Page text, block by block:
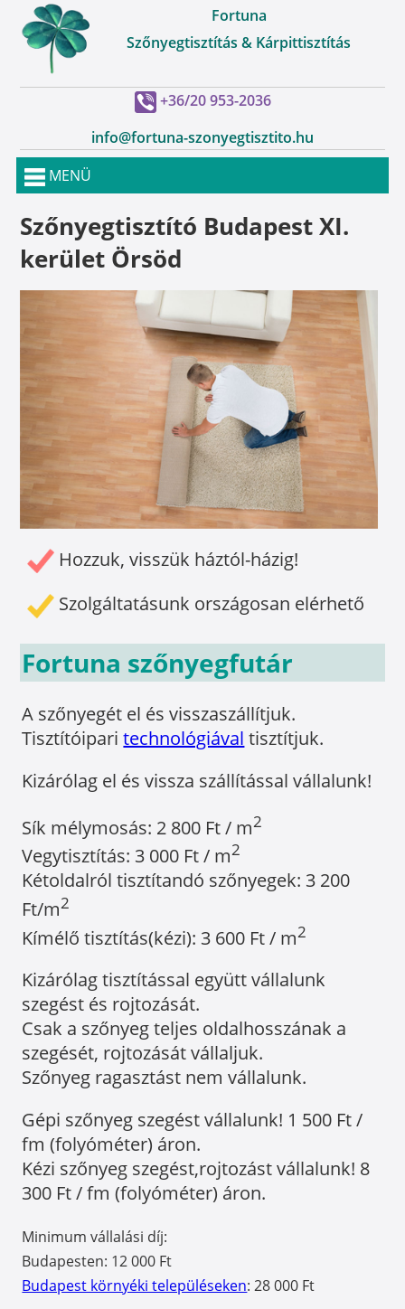
Fortuna
Szőnyegtisztítás & Kárpittisztítás
+36/20 953-2036
info@fortuna-szonyegtisztito.hu
MENÜ
Szőnyegtisztító Budapest XI.
kerület Örsöd
Hozzuk, visszük háztól-házig!
Szolgáltatásunk országosan elérhető
Fortuna szőnyegfutár
A szőnyegét el és visszaszállítjuk.
Tisztítóiparitechnológiával tisztítjuk.
Kizárólag el és vissza szállítással vállalunk!
Sík mélymosás: 2 800 Ft / m2
Vegytisztítás: 3 000 Ft / m2
Kétoldalról tisztítandó szőnyegek: 3 200
Ft/m2
Kímélő tisztítás(kézi): 3 600 Ft / m2
Kizárólag tisztítással együtt vállalunk
szegést és rojtozását.
Csak a szőnyeg teljes oldalhosszának a
szegését, rojtozását vállaljuk.
Szőnyeg ragasztást nem vállalunk.
Gépi szőnyeg szegést vállalunk! 1 500 Ft /
fm (folyóméter) áron.
Kézi szőnyeg szegést,rojtozást vállalunk! 8
300 Ft / fm (folyóméter) áron.
Minimum vállalási díj:
Budapesten: 12 000 Ft
Budapest környéki településeken: 28 000 Ft